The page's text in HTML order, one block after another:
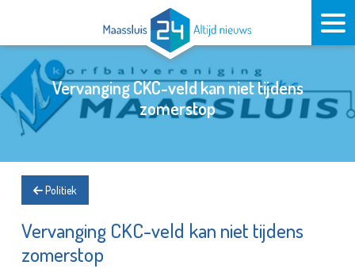
Vervanging CKC-veld kan niet tijdens
zomerstop
Politiek
Vervanging CKC-veld kan niet tijdens
zomerstop